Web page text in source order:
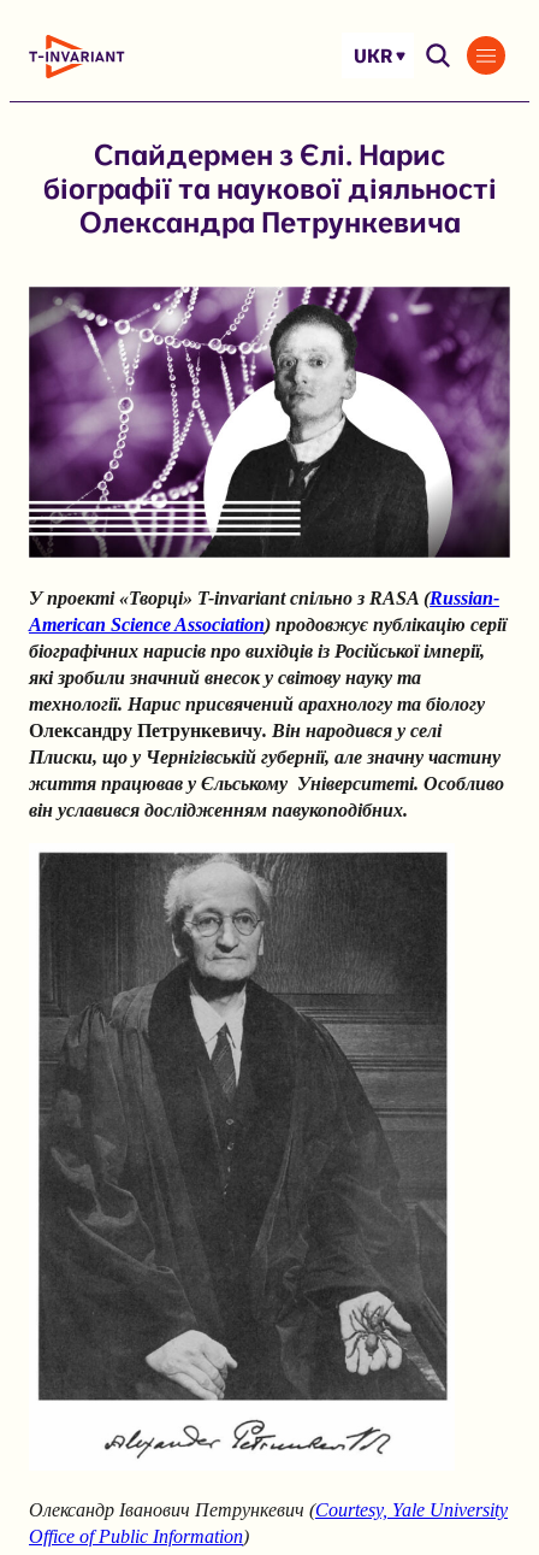
до
UKR
Спайдермен з Єлі. Нарис
біографії та наукової діяльності
Олександра Петрункевича
У проекті «Творці» T-invariant спільно з RASA (Russian-
American Science Association) продовжує публікацію серії
біографічних нарисів про вихідців із Російської імперії,
які зробили значний внесок у світову науку та
технології. Нарис присвячений арахнологу та біологу
Олександру Петрункевичу. Він народився у селі
Плиски, що у Чернігівській губернії, але значну частину
життя працював у Єльському Університеті. Особливо
він уславився дослідженням павукоподібних.
Oлександр Iванович Петрункевич (Courtesy, Yale University
Office of Public Information)